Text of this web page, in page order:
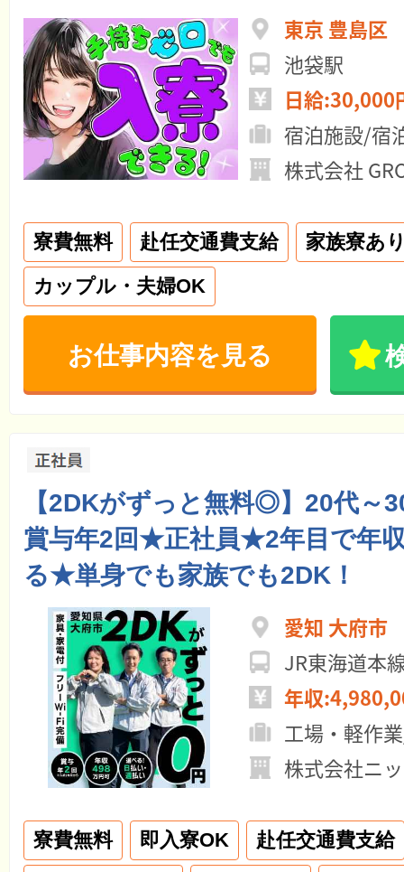
東京 豊島区
池袋駅
日給:30,000
宿泊施設/宿
株式会社
寮費無料 赴任交通費支給
家族寮あ
カップル・夫婦OK
お仕事内容を見る
【2DKがずっと無料◎】20代～
賞与年2回★正社員★2年目で年
る★単身でも家族でも2DK！
愛知 大府市
JR東海道本
年収
工場・軽作
株式会社ニ
寮費無料 即入寮OK
赴任交通費支給